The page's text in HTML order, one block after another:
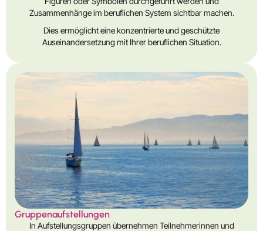
Zusammenhänge im beruflichen System sichtbar machen.
Dies ermöglicht eine konzentrierte und geschützte
Auseinandersetzung mit Ihrer beruflichen Situation.
Gruppenaufstellungen
In Aufstellungsgruppen übernehmen Teilnehmerinnen und